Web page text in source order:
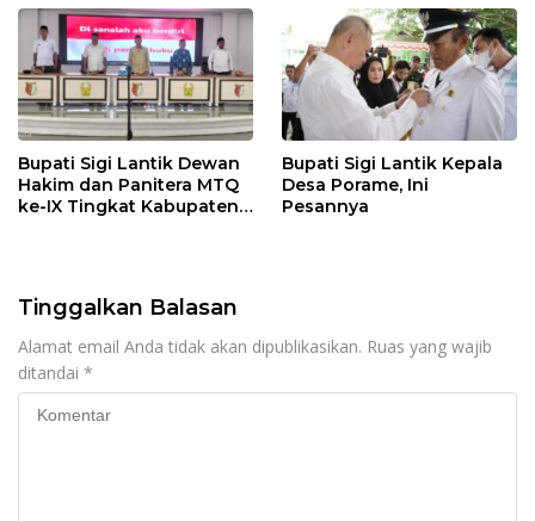
Bupati Sigi Lantik Dewan
Hakim dan Panitera MTQ
ke-IX Tingkat Kabupaten
Bupati Sigi Lantik Kepala
Desa Porame, Ini
Pesannya
Tinggalkan Balasan
Alamat email Anda tidak akan dipublikasikan. Ruas yang wajib
ditandai *